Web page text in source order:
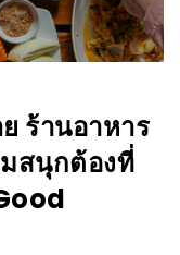
ร้านอาหาร
สนุกต้องที่